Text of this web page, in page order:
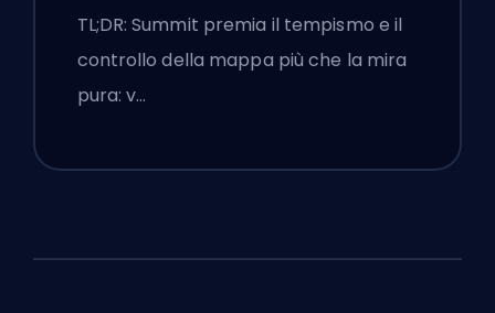
Chiamate e Fumogeni
TL;DR: Summit premia il tempismo e il
controllo della mappa più che la mira
pura: v…